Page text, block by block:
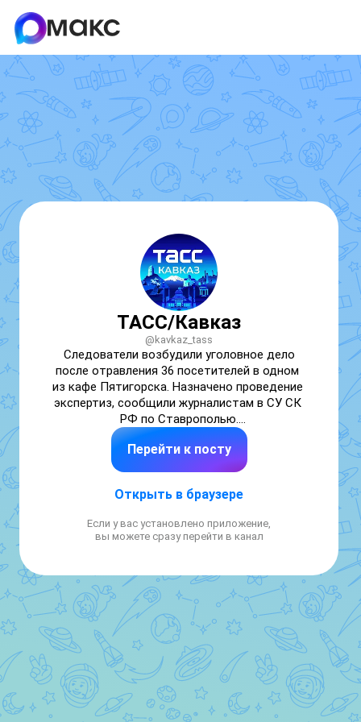
ТАСС/Кавказ
@kavkaz_tass
Следователи возбудили уголовное дело
после отравления 36 посетителей в одном
из кафе Пятигорска. Назначено проведение
экспертиз, сообщили журналистам в СУ СК
РФ по Ставрополью.
Подпишись на ТАСС/Кавказ в Максе
Перейти к посту
Открыть в браузере
Если у вас установлено приложение,
вы можете сразу перейти в канал